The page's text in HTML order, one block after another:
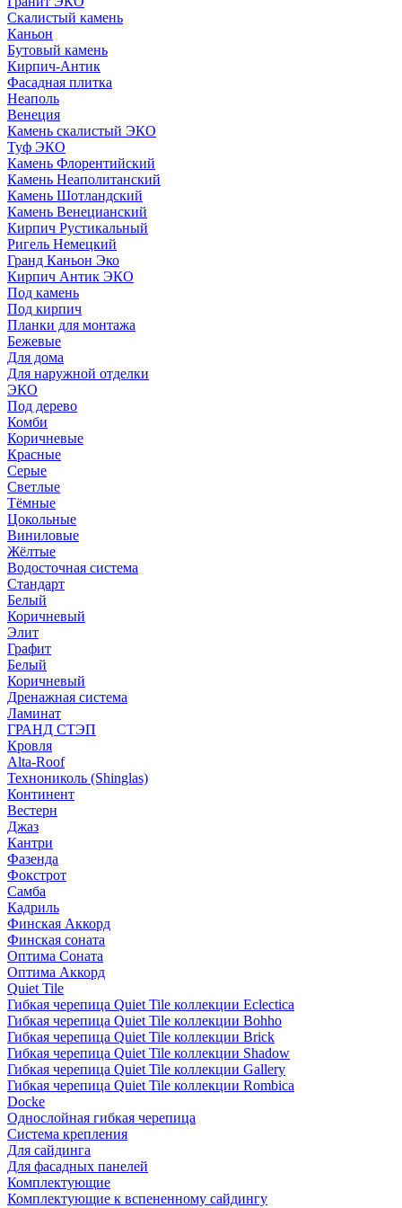
Скалистый камень
Каньон
Бутовый камень
Кирпич-Антик
Фасадная плитка
Неаполь
Венеция
Камень скалистый ЭКО
Туф ЭКО
Камень Флорентийский
Камень Неаполитанский
Камень Шотландский
Камень Венецианский
Кирпич Рустикальный
Ригель Немецкий
Гранд Каньон Эко
Кирпич Антик ЭКО
Под камень
Под кирпич
Планки для монтажа
Бежевые
Для дома
Для наружной отделки
ЭКO
Под дерево
Комби
Коричневые
Красные
Серые
Светлые
Тёмные
Цокольные
Виниловые
Жёлтые
Водосточная система
Стандарт
Белый
Коричневый
Элит
Графит
Белый
Коричневый
Дренажная система
Ламинат
ГРАНД СТЭП
Кровля
Alta-Roof
Технониколь (Shinglas)
Континент
Вестерн
Джаз
Кантри
Фазенда
Фокстрот
Самба
Кадриль
Финская Аккорд
Финская соната
Оптима Соната
Оптима Аккорд
Quiet Tile
Гибкая черепица Quiet Tile коллекции Eclectica
Гибкая черепица Quiet Tile коллекции Bohho
Гибкая черепица Quiet Tile коллекции Brick
Гибкая черепица Quiet Tile коллекции Shadow
Гибкая черепица Quiet Tile коллекции Gallery
Гибкая черепица Quiet Tile коллекции Rombica
Docke
Однослойная гибкая черепица
Система крепления
Для сайдинга
Для фасадных панелей
Комплектующие
Комплектующие к вспененному сайдингу